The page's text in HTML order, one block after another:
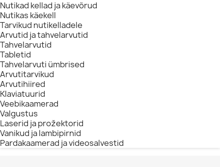
Nutikad kellad ja käevõrud
Nutikas käekell
Tarvikud nutikelladele
Arvutid ja tahvelarvutid
Tahvelarvutid
Tabletid
Tahvelarvuti ümbrised
Arvutitarvikud
Arvutihiired
Klaviatuurid
Veebikaamerad
Valgustus
Laserid ja prožektorid
Vanikud ja lambipirnid
Pardakaamerad ja videosalvestid